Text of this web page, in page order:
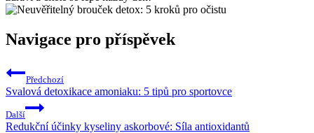
Navigace pro příspěvek
Předchozí
Svalová detoxikace amoniaku: 5 tipů pro sportovce
Další
Redukční účinky kyseliny askorbové: Síla antioxidantů